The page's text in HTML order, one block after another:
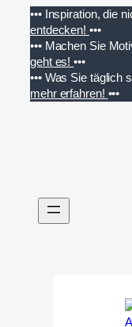
Inhalt
springen
••• Inspiration, die
entdecken! •••
••• Machen Sie
geht es!•••
••• Was Sie täglich
mehr erfahren! •••